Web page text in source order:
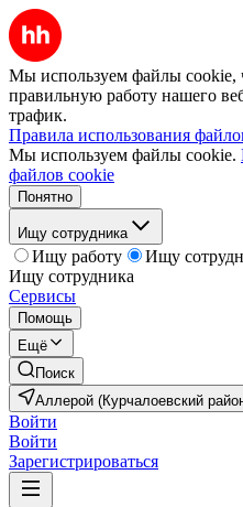
Мы используем файлы cookie,
правильную работу нашего
трафик.
Правила использования
Мы используем файлы cookie.
файлов cookie
Понятно
Ищу сотрудника
Ищу работу
Ищу
Ищу сотрудника
Сервисы
Помощь
Ещё
Поиск
Аллерой (Курчалоевский
Войти
Войти
Зарегистрироваться